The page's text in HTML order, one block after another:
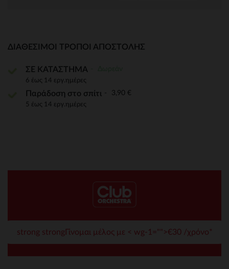
ΔΙΑΘΈΣΙΜΟΙ ΤΡΌΠΟΙ ΑΠΟΣΤΟΛΉΣ
ΣΕ ΚΑΤΑΣΤΗΜΑ
6 έως 14 εργ.ημέρες
Παράδοση στο σπίτι 3,90 €
5 έως 14 εργ.ημέρες
strong strongΓίνομαι μέλος με < wg-1="">€30 /χρόνο*